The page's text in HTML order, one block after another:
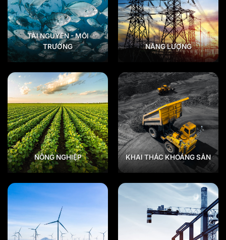
TÀI NGUYÊN - MÔI
TRƯỜNG
NĂNG LƯỢNG
NÔNG NGHIỆP KHAI THÁC KHOÁNG SẢN